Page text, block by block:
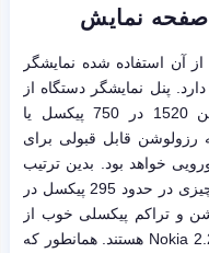
صفحه نمایشی که در گوشی Nokia 2.2 از آن استفاده شده نمایشگر
و اندازه 5.71 اینچی دارد. پنل نمایشگر دستگاه از
نوع IPS LCD انتخاب شده و رزولوشن 1520 در 750 پیکسل یا
رزولوشن قابل قبولی برای
یک گوشی ارزان قیمت و 90 یورویی خواهد بود. بدین ترتیب
تراکم پیکسلی صفحه نمایش دستگاه به چیزی در حدود 295 پیکسل در
و تراکم پیکسلی خوب از
ویژگی های مثبت صفحه نمایش گوشی Nokia 2.2 هستند. همانطور که